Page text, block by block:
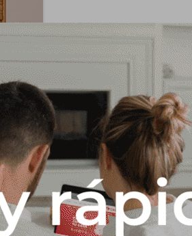
te pueden interesar